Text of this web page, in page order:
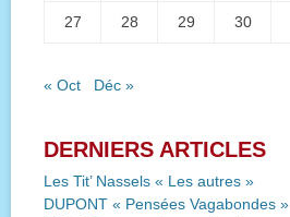
27 28 29 30
« Oct Déc »
DERNIERS ARTICLES
Les Tit’ Nassels « Les autres »
DUPONT « Pensées Vagabondes »